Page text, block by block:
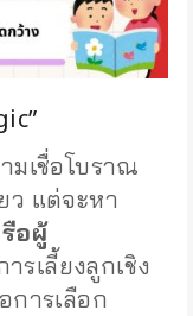
มเชื่อโบราณ
ว แต่จะหา
อผู้
รเลี้ยงลูกเชิง
ารเลือก